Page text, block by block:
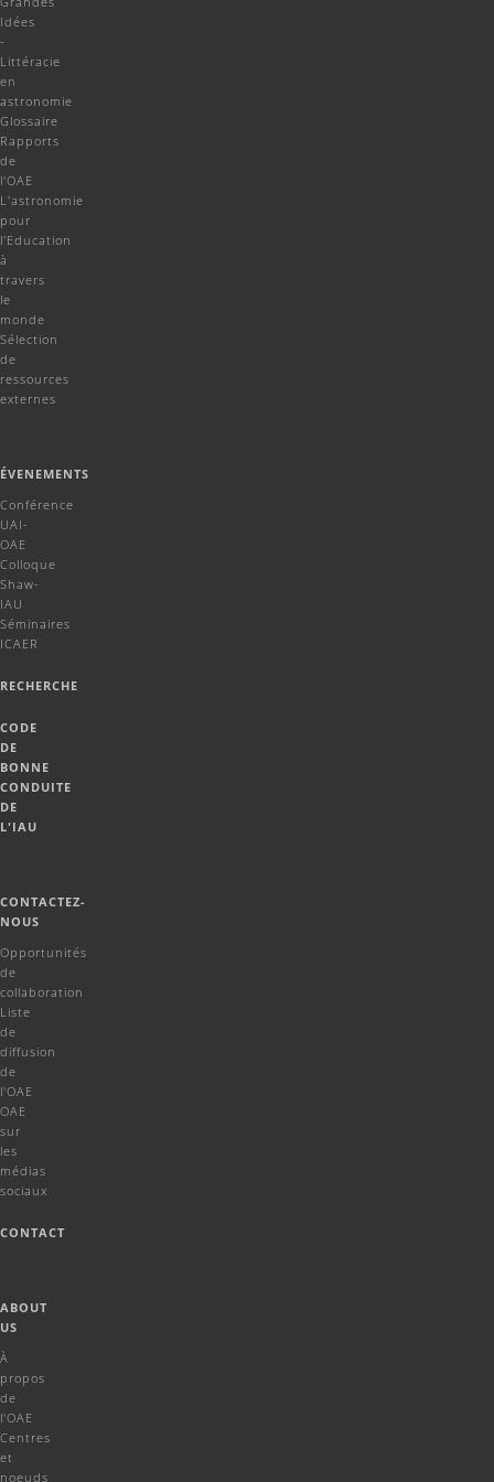
Idées
-
Littéracie
en
astronomie
Glossaire
Rapports
de
l'OAE
L'astronomie
pour
l'Education
à
travers
le
monde
Sélection
de
ressources
externes
ÉVENEMENTS
Conférence
UAI-
OAE
Colloque
Shaw-
IAU
Séminaires
ICAER
RECHERCHE
CODE
DE
BONNE
CONDUITE
DE
L'IAU
CONTACTEZ-
NOUS
Opportunités
de
collaboration
Liste
de
diffusion
de
l'OAE
OAE
sur
les
médias
sociaux
CONTACT
ABOUT
US
À
propos
de
l'OAE
Centres
et
noeuds